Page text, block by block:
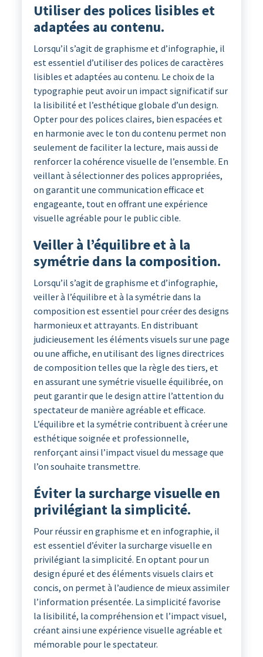
Utiliser des polices lisibles et
adaptées au contenu.
Lorsqu’il s’agit de graphisme et d’infographie, il
est essentiel d’utiliser des polices de caractères
lisibles et adaptées au contenu. Le choix de la
typographie peut avoir un impact significatif sur
la lisibilité et l’esthétique globale d’un design.
Opter pour des polices claires, bien espacées et
en harmonie avec le ton du contenu permet non
seulement de faciliter la lecture, mais aussi de
renforcer la cohérence visuelle de l’ensemble. En
veillant à sélectionner des polices appropriées,
on garantit une communication efficace et
engageante, tout en offrant une expérience
visuelle agréable pour le public cible.
Veiller à l’équilibre et à la
symétrie dans la composition.
Lorsqu’il s’agit de graphisme et d’infographie,
veiller à l’équilibre et à la symétrie dans la
composition est essentiel pour créer des designs
harmonieux et attrayants. En distribuant
judicieusement les éléments visuels sur une page
ou une affiche, en utilisant des lignes directrices
de composition telles que la règle des tiers, et
en assurant une symétrie visuelle équilibrée, on
peut garantir que le design attire l’attention du
spectateur de manière agréable et efficace.
L’équilibre et la symétrie contribuent à créer une
esthétique soignée et professionnelle,
renforçant ainsi l’impact visuel du message que
l’on souhaite transmettre.
Éviter la surcharge visuelle en
privilégiant la simplicité.
Pour réussir en graphisme et en infographie, il
est essentiel d’éviter la surcharge visuelle en
privilégiant la simplicité. En optant pour un
design épuré et des éléments visuels clairs et
concis, on permet à l’audience de mieux assimiler
l’information présentée. La simplicité favorise
la lisibilité, la compréhension et l’impact visuel,
créant ainsi une expérience visuelle agréable et
mémorable pour le spectateur.